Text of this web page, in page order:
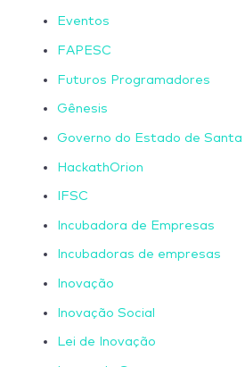
Eventos
FAPESC
Futuros Programadores
Gênesis
Governo do Estado de
HackathOrion
IFSC
Incubadora de Empresas
Incubadoras de empresas
Inovação
Inovação Social
Lei de Inovação